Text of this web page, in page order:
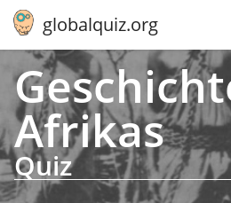
globalquiz.org
Afrikas
Quiz